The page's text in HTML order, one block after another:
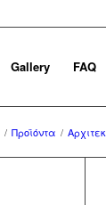
Gallery FAQ
/ Προϊόντα /